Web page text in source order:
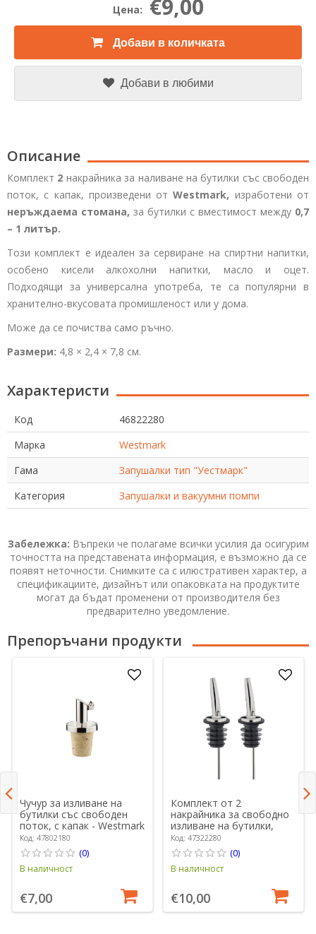
Цена: €9,00
Добави в количката
Добави в любими
Описание
Комплект 2 накрайника за наливане на бутилки със свободен
поток, с капак, произведени отWestmark, изработени от
неръждаема стомана, за бутилки с вместимост между 0,7
– 1 литър.
Този комплект е идеален за сервиране на спиртни напитки,
особено кисели алкохолни напитки, масло и оцет.
Подходящи за универсална употреба, те са популярни в
хранително-вкусовата промишленост или у дома.
Може да се почиства само ръчно.
Размери: 4,8 × 2,4 × 7,8 см.
Характеристи
Код
46822280
Марка
Westmark
Гама
Запушалки тип "Уестмарк"
Категория
Запушалки и вакуумни помпи
Забележка: Въпреки че полагаме всички усилия да осигурим
точността на представената информация, е възможно да се
появят неточности. Снимките са с илюстративен характер, а
спецификациите, дизайнът или опаковката на продуктите
могат да бъдат променени от производителя без
предварително уведомление.
Препоръчани продукти
Чучур за изливане на
бутилки със свободен
поток, с капак - Westmark
Код: 47802180
(0)
В наличност
€7,00
Комплект от 2
накрайника за свободно
изливане на бутилки,
пластмасови - Westmark
Код: 47322280
(0)
В наличност
€10,00